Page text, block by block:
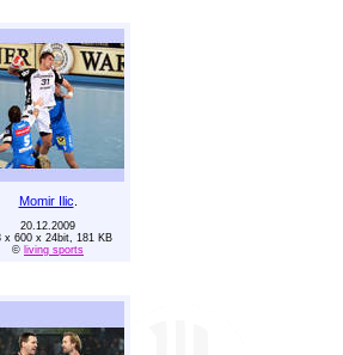
Momir Ilic
20.12.2009
x 600 x 24bit, 181 KB
© living sports